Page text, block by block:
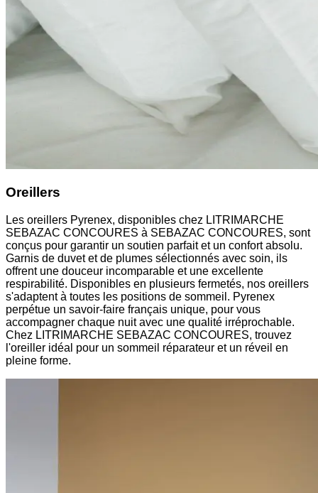
Oreillers
Les oreillers Pyrenex, disponibles chez LITRIMARCHE
SEBAZAC CONCOURES à SEBAZAC CONCOURES, sont
conçus pour garantir un soutien parfait et un confort absolu.
Garnis de duvet et de plumes sélectionnés avec soin, ils
offrent une douceur incomparable et une excellente
respirabilité. Disponibles en plusieurs fermetés, nos oreillers
s'adaptent à toutes les positions de sommeil. Pyrenex
perpétue un savoir-faire français unique, pour vous
accompagner chaque nuit avec une qualité irréprochable.
Chez LITRIMARCHE SEBAZAC CONCOURES, trouvez
l'oreiller idéal pour un sommeil réparateur et un réveil en
pleine forme.